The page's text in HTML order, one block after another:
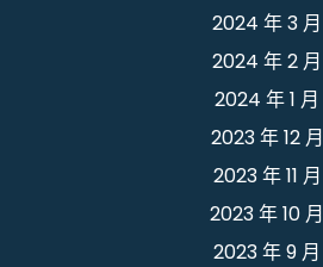
2024 年 3 月
2024 年 2 月
2024 年 1 月
2023 年 12 月
2023 年 11 月
2023 年 10 月
2023 年 9 月